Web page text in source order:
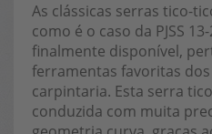
As clássicas serras tico-
como é o caso da PJSS
finalmente disponível,
ferramentas favoritas
carpintaria. Esta serra
conduzida com muita